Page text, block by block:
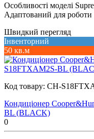
Особливості моделі
Адаптований для роботи
Швидкий перегляд
Інвенторний
50 кв.м
Код товару: CH-
Кондиціонер
BL (BLACK)
0